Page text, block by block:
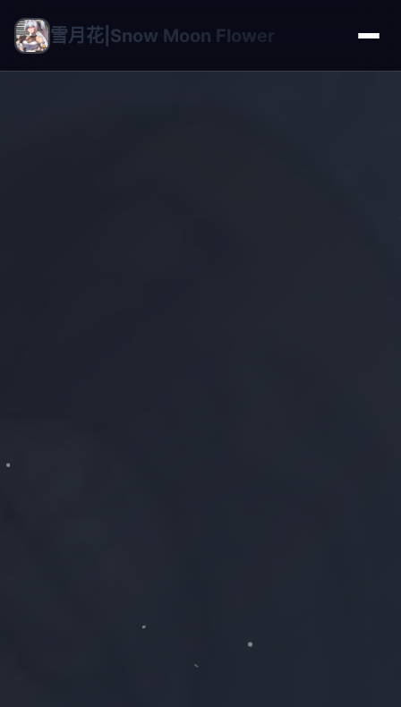
雪月花|Snow Moon Flower